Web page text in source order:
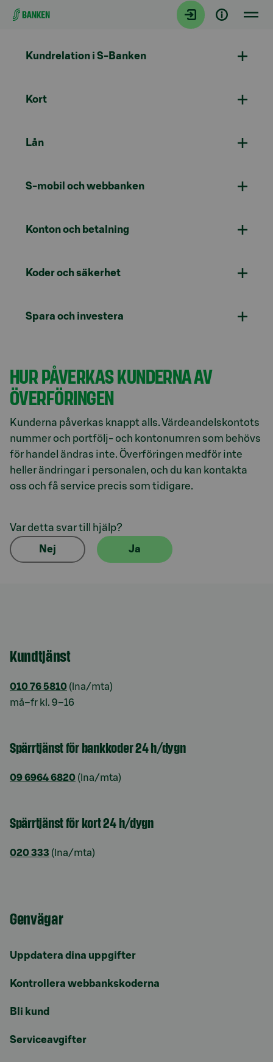
Gå direkt till innehållet
Kundrelation i S-Banken
Kort
Lån
S-mobil och webbanken
Konton och betalning
Koder och säkerhet
Spara och investera
HUR PÅVERKAS KUNDERNA AV
ÖVERFÖRINGEN
Kunderna påverkas knappt alls. Värdeandelskontots
nummer och portfölj- och kontonumren som behövs
för handel ändras inte. Överföringen medför inte
heller ändringar i personalen, och du kan kontakta
oss och få service precis som tidigare.
Var detta svar till hjälp?
Nej Ja
Kundtjänst
010 76 5810 (lna/mta)
må–fr kl. 9–16
Spärrtjänst för bankkoder 24 h/dygn
09 6964 6820 (lna/mta)
Spärrtjänst för kort 24 h/dygn
020 333 (lna/mta)
Genvägar
Uppdatera dina uppgifter
Kontrollera webbankskoderna
Bli kund
Serviceavgifter